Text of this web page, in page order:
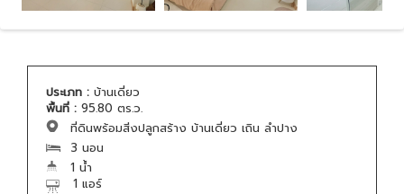
ประเภท : บ้านเดี่ยว
พื้นที่ : 95.80 ตร.ว.
ที่ดินพร้อมสิ่งปลูกสร้าง บ้านเดี่ยว เถิน ลำปาง
3 นอน
1 น้ำ
1 แอร์